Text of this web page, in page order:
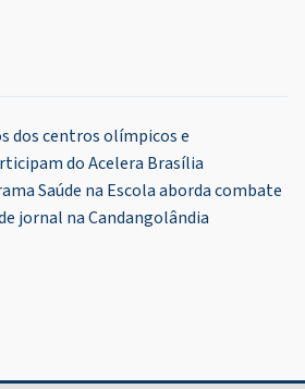
dos centros olímpicos e
do Acelera Brasília
Saúde na Escola aborda combate
jornal na Candangolândia